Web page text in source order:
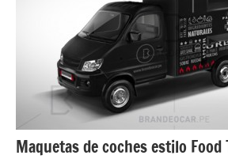
Maquetas de coches estilo